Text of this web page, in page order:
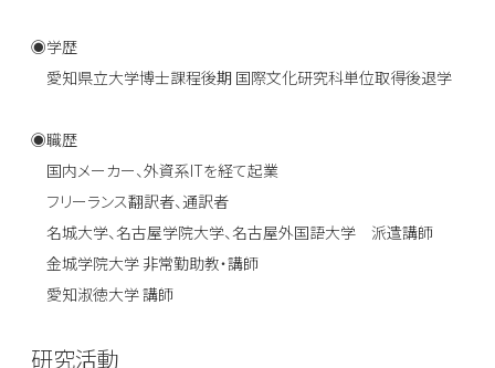
◉学歴
愛知県立大学博士課程後期 国際文化研究科単位取得後退学
◉職歴
国内メーカー、外資系ITを経て起業
フリーランス翻訳者、通訳者
名城大学、名古屋学院大学、名古屋外国語大学 派遣講師
金城学院大学 非常勤助教・講師
愛知淑徳大学 講師
研究活動